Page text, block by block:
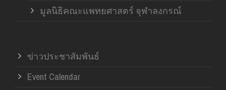
มูลนิธิคณะแพทยศาสตร์ จุฬาลงกรณ์
ข่าวประชาสัมพันธ์
Event Calendar